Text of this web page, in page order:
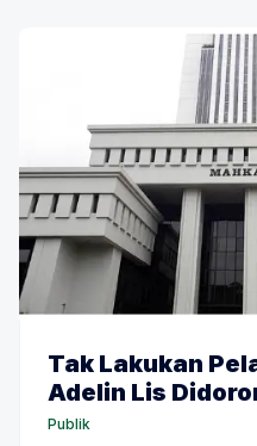
Tak Lakukan
Adelin Lis
Publik